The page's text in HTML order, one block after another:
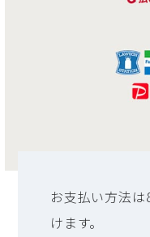
お支払い方法
けます。